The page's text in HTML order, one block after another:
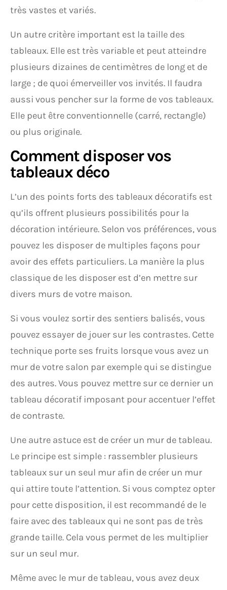
très vastes et variés.
Un autre critère important est la taille des
tableaux. Elle est très variable et peut atteindre
plusieurs dizaines de centimètres de long et de
large ; de quoi émerveiller vos invités. Il faudra
aussi vous pencher sur la forme de vos tableaux.
Elle peut être conventionnelle (carré, rectangle)
ou plus originale.
Comment disposer vos
tableaux déco
L’un des points forts des tableaux décoratifs est
qu’ils offrent plusieurs possibilités pour la
décoration intérieure. Selon vos préférences, vous
pouvez les disposer de multiples façons pour
avoir des effets particuliers. La manière la plus
classique de les disposer est d’en mettre sur
divers murs de votre maison.
Si vous voulez sortir des sentiers balisés, vous
pouvez essayer de jouer sur les contrastes. Cette
technique porte ses fruits lorsque vous avez un
mur de votre salon par exemple qui se distingue
des autres. Vous pouvez mettre sur ce dernier un
tableau décoratif imposant pour accentuer l’effet
de contraste.
Une autre astuce est de créer un mur de tableau.
Le principe est simple : rassembler plusieurs
tableaux sur un seul mur afin de créer un mur
qui attire toute l’attention. Si vous comptez opter
pour cette disposition, il est recommandé de le
faire avec des tableaux qui ne sont pas de très
grande taille. Cela vous permet de les multiplier
sur un seul mur.
Même avec le mur de tableau, vous avez deux